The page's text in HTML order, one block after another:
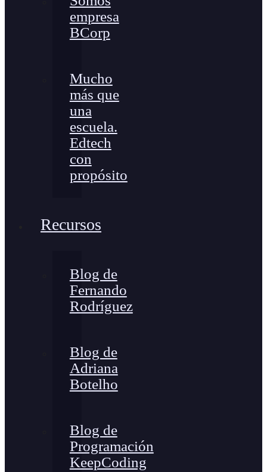
empresa
BCorp
Mucho
más que
una
escuela.
Edtech
con
propósito
Recursos
Blog de
Fernando
Rodríguez
Blog de
Adriana
Botelho
Blog de
Programación
KeepCoding